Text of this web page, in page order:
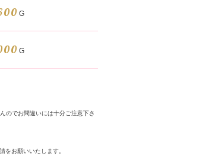
G
G
のでお間違いには十分ご注意下さ
お願いいたします。